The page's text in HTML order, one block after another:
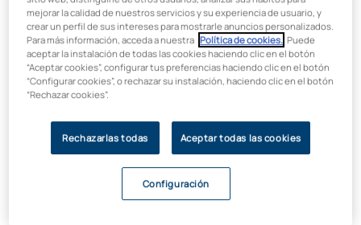
¿Para qué sirve a automatización?
¿Cómo funciona la RPA?
El desarrollo de la evolución industrial y tecnológica en los
últimos años ha sido exponencial y ha derivado en muchos
cambios en la vida cuotidiana de las personas, pero también
en el funcionamiento de las empresas. Una de las
consecuencias de dicha evolución ha sido la automatización
intervención del ser humano.
El concepto de la automatización, desde un punto de vista
general, ha evolucionado mucho desde su origen.
Inicialmente, surgió en la revolución industrial, con el objetivo
de agilizar los procesos productivos.
mejorar la calidad de nuestros servicios y su experiencia de usuario, y
crear un perfil de sus intereses para mostrarle anuncios personalizados.
Para más información, acceda a nuestra Política de cookies. . Puede
aceptar la instalación de todas las cookies haciendo clic en el botón
“Aceptar cookies”, configurar tus preferencias haciendo clic en el botón
“Configurar cookies”, o rechazar su instalación, haciendo clic en el botón
“Rechazar cookies”.
Rechazarlas todas Aceptar todas las cookies
Configuración